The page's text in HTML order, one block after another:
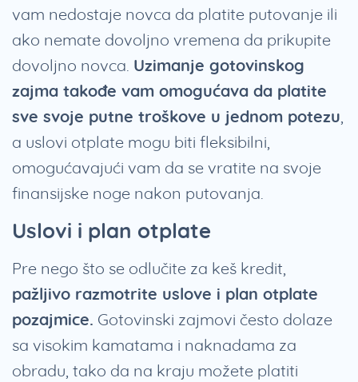
vam nedostaje novca da platite putovanje ili
ako nemate dovoljno vremena da prikupite
dovoljno novca. Uzimanje gotovinskog
zajma takođe vam omogućava da platite
sve svoje putne troškove u jednom potezu,
a uslovi otplate mogu biti fleksibilni,
omogućavajući vam da se vratite na svoje
finansijske noge nakon putovanja.
Uslovi i plan otplate
Pre nego što se odlučite za keš kredit,
pažljivo razmotrite uslove i plan otplate
pozajmice. Gotovinski zajmovi često dolaze
sa visokim kamatama i naknadama za
obradu, tako da na kraju možete platiti